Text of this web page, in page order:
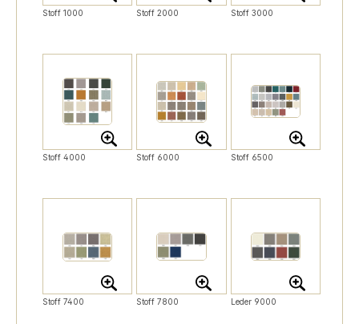
Stoff 1000 Stoff 2000 Stoff 3000
Stoff 4000 Stoff 6000 Stoff 6500
Stoff 7400 Stoff 7800 Leder 9000